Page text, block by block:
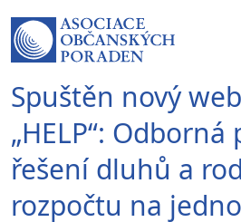
Spuštěn nový
„HELP“:
řešení dluhů a
rozpočtu na